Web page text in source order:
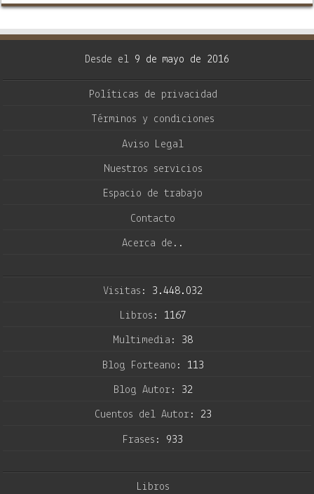
Desde el 9 de mayo de 2016
Políticas de privacidad
Términos y condiciones
Aviso Legal
Nuestros servicios
Espacio de trabajo
Contacto
Acerca de..
Visitas: 3.448.032
Libros: 1167
Multimedia: 38
Blog Forteano: 113
Blog Autor: 32
Cuentos del Autor: 23
Frases: 933
Libros